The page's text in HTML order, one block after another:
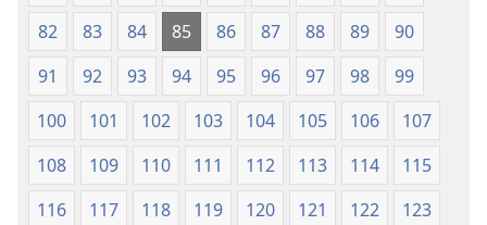
82
83 84 85 86 87 88 89
90
91
92 93 94 95 96 97 98
99
100
101 102 103 104 105 106
107
108
109 110 111 112 113 114
115
116
117 118 119 120 121 122
123